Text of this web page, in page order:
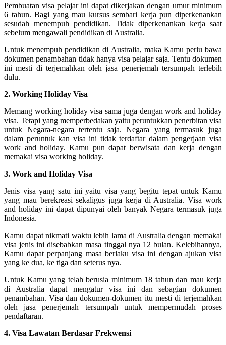
Pembuatan visa pelajar ini dapat dikerjakan dengan umur minimum
6 tahun. Bagi yang mau kursus sembari kerja pun diperkenankan
sesudah menempuh pendidikan. Tidak diperkenankan kerja saat
sebelum mengawali pendidikan di Australia.
Untuk menempuh pendidikan di Australia, maka Kamu perlu bawa
dokumen penambahan tidak hanya visa pelajar saja. Tentu dokumen
ini mesti di terjemahkan oleh jasa penerjemah tersumpah terlebih
dulu.
2. Working Holiday Visa
Memang working holiday visa sama juga dengan work and holiday
visa. Tetapi yang memperbedakan yaitu peruntukkan penerbitan visa
untuk Negara-negara tertentu saja. Negara yang termasuk juga
dalam peruntuk kan visa ini tidak terdaftar dalam pengerjaan visa
work and holiday. Kamu pun dapat berwisata dan kerja dengan
memakai visa working holiday.
3. Work and Holiday Visa
Jenis visa yang satu ini yaitu visa yang begitu tepat untuk Kamu
yang mau berekreasi sekaligus juga kerja di Australia. Visa work
and holiday ini dapat dipunyai oleh banyak Negara termasuk juga
Indonesia.
Kamu dapat nikmati waktu lebih lama di Australia dengan memakai
visa jenis ini disebabkan masa tinggal nya 12 bulan. Kelebihannya,
Kamu dapat perpanjang masa berlaku visa ini dengan ajukan visa
yang ke dua, ke tiga dan seterus nya.
Untuk Kamu yang telah berusia minimum 18 tahun dan mau kerja
di Australia dapat mengatur visa ini dan sebagian dokumen
penambahan. Visa dan dokumen-dokumen itu mesti di terjemahkan
oleh jasa penerjemah tersumpah untuk mempermudah proses
pendaftaran.
4. Visa Lawatan Berdasar Frekwensi